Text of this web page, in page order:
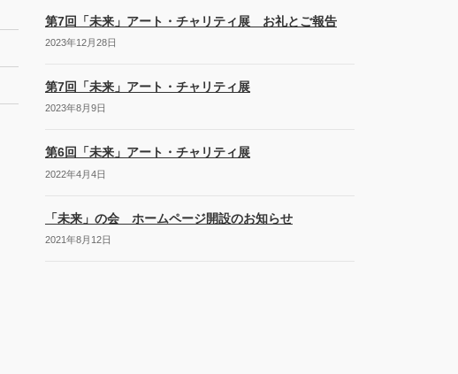
第7回「未来」アート・チャリティ展 お礼とご報告
2023年12月28日
第7回「未来」アート・チャリティ展
2023年8月9日
第6回「未来」アート・チャリティ展
2022年4月4日
「未来」の会 ホームページ開設のお知らせ
2021年8月12日